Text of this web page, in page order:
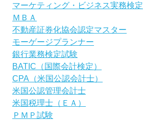
マーケティング・ビジネス実務検定
ＭＢＡ
不動産証券化協会認定マスター
モーゲージプランナー
銀行業務検定試験
BATIC（国際会計検定）
CPA（米国公認会計士）
米国公認管理会計士
米国税理士（ＥＡ）
ＰＭＰ試験